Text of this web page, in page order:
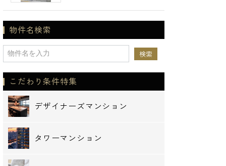
物件名検索
こだわり条件特集
デザイナーズマンション
タワーマンション